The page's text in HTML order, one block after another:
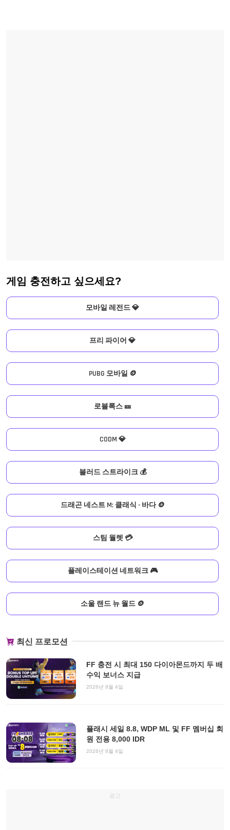
게임 충전하고 싶으세요?
모바일 레전드 💎
프리 파이어 💎
PUBG 모바일 🪙
로블록스 🎫
CODM 💎
블러드 스트라이크 💰
드래곤 네스트 M: 클래식 - 바다 🪙
스팀 월렛 💳
플레이스테이션 네트워크 🎮
소울 랜드 뉴 월드 🪙
최신 프로모션
FF 충전 시 최대 150 다이아몬드까지 두 배
수익 보너스 지급
2026년 8월 4일
플래시 세일 8.8, WDP ML 및 FF 멤버십 회
원 전용 8,000 IDR
2026년 8월 4일
광고